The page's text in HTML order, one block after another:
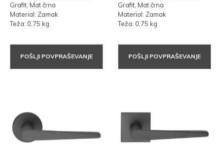
Grafit, Mat črna
Material: Zamak
Teža: 0,75 kg
POŠLJI POVPRAŠEVANJE
Grafit, Mat črna
Material: Zamak
Teža: 0,75 kg
POŠLJI POVPRAŠEVANJE